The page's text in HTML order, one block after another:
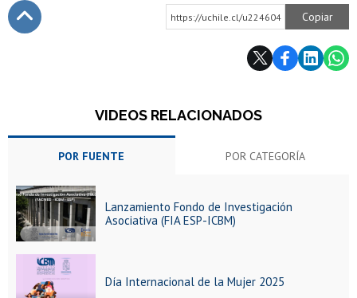
https://uchile.cl/u224604 Copiar
VIDEOS RELACIONADOS
POR FUENTE POR CATEGORÍA
Lanzamiento Fondo de Investigación
Asociativa (FIA ESP-ICBM)
Día Internacional de la Mujer 2025